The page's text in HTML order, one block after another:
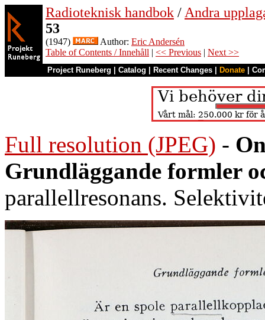
Radioteknisk handbok / Andra
53
(1947) Author: Eric Andersén
Table of Contents / Innehåll | << Previous | Next >>
Project Runeberg Catalog Recent Changes Donate
Full resolution (JPEG) -
Grundläggande formler
parallellresonans.